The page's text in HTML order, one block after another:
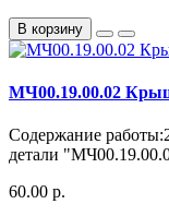
В корзину
МЧ00.19.00.02
Содержание
детали
60.00 р.